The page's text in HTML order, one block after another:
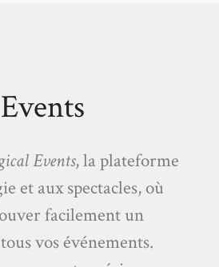
Events, la plateforme
et aux spectacles, où
facilement un
vos événements.